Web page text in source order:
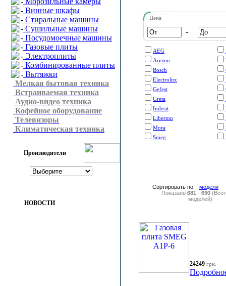
Винные шкафы
Стиральные машины
Сушильные машины
Посудомоечные машины
Газовые плиты
Электроплиты
Комбинированные плиты
Вытяжки
Мелкая бытовая техника
Встраиваемая техника
Аудио-видео техника
Кофейное оборудование
Телевизоры
Климатическая техника
Производители
НОВОСТИ
Цена
-
AEG
Ariston
Bosch
Electrolux
Gefest
Greta
Indesit
Liberton
Mora
Smeg
Сортировать по: модели
Показано 681 - 690
моделей)
24249 грн.